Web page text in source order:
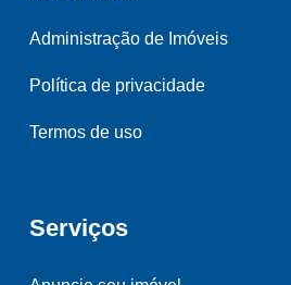
Administração de Imóveis
Política de privacidade
Termos de uso
Serviços